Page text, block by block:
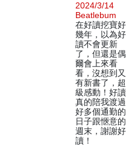
2024/3/14
Beatlebum
在好讀挖寶好
幾年，以為好
讀不會更新
了，但還是偶
爾會上來看
看，沒想到又
有新書了，超
級感動！好讀
真的陪我渡過
好多個通勤的
日子跟愜意的
週末，謝謝好
讀！